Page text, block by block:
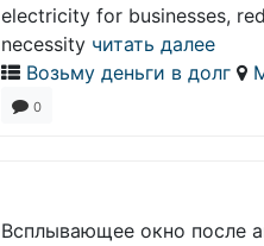
electricity for businesses,
necessity читать далее
Возьму деньги в долг
0
Всплывающее окно после